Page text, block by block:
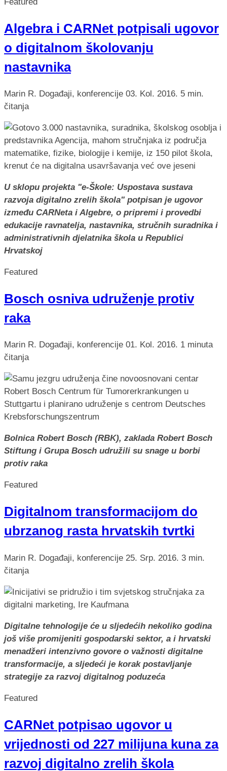
Algebra i CARNet potpisali ugovor
o digitalnom školovanju
nastavnika
Marin R. Događaji, konferencije 03. Kol. 2016. 5 min.
čitanja
U sklopu projekta "e-Škole: Uspostava sustava
razvoja digitalno zrelih škola" potpisan je ugovor
između CARNeta i Algebre, o pripremi i provedbi
edukacije ravnatelja, nastavnika, stručnih suradnika i
administrativnih djelatnika škola u Republici
Hrvatskoj
Featured
Bosch osniva udruženje protiv
raka
Marin R. Događaji, konferencije 01. Kol. 2016. 1 minuta
čitanja
Bolnica Robert Bosch (RBK), zaklada Robert Bosch
Stiftung i Grupa Bosch udružili su snage u borbi
protiv raka
Featured
Digitalnom transformacijom do
ubrzanog rasta hrvatskih tvrtki
Marin R. Događaji, konferencije 25. Srp. 2016. 3 min.
čitanja
Digitalne tehnologije će u sljedećih nekoliko godina
još više promijeniti gospodarski sektor, a i hrvatski
menadžeri intenzivno govore o važnosti digitalne
transformacije, a sljedeći je korak postavljanje
strategije za razvoj digitalnog poduzeća
Featured
CARNet potpisao ugovor u
vrijednosti od 227 milijuna kuna za
razvoj digitalno zrelih škola